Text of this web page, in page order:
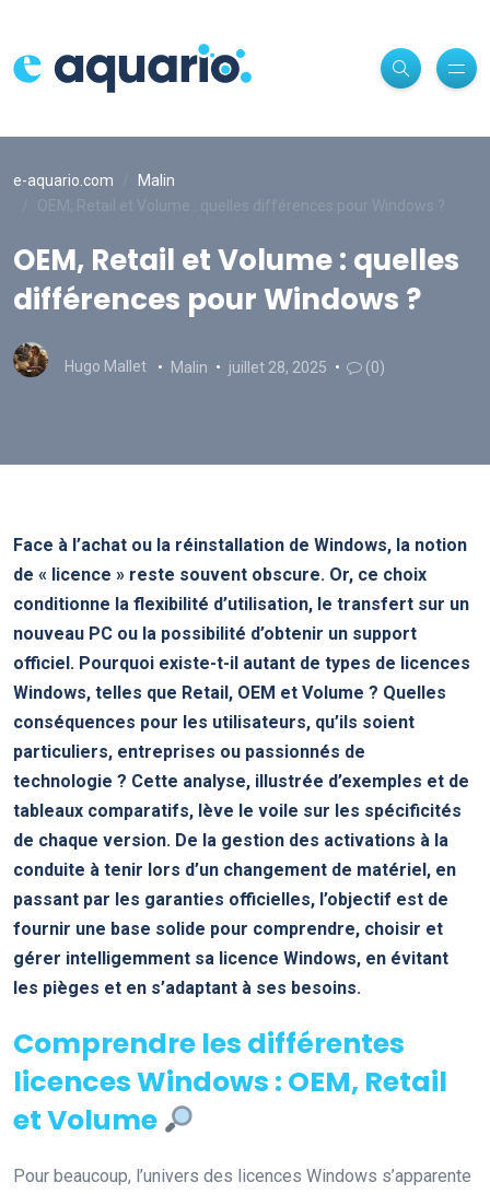
e-aquario.com
Malin
OEM, Retail et Volume : quelles
différences pour Windows ?
Hugo Mallet Malin juillet 28, 2025 (0)
Face à l’achat ou la réinstallation de Windows, la notion
de « licence » reste souvent obscure. Or, ce choix
conditionne la flexibilité d’utilisation, le transfert sur un
nouveau PC ou la possibilité d’obtenir un support
officiel. Pourquoi existe-t-il autant de types de licences
Windows, telles que Retail, OEM et Volume ? Quelles
conséquences pour les utilisateurs, qu’ils soient
particuliers, entreprises ou passionnés de
technologie ? Cette analyse, illustrée d’exemples et de
tableaux comparatifs, lève le voile sur les spécificités
de chaque version. De la gestion des activations à la
conduite à tenir lors d’un changement de matériel, en
passant par les garanties officielles, l’objectif est de
fournir une base solide pour comprendre, choisir et
gérer intelligemment sa licence Windows, en évitant
les pièges et en s’adaptant à ses besoins.
Comprendre les différentes
licences Windows : OEM, Retail
et Volume
Pour beaucoup, l’univers des licences Windows s’apparente